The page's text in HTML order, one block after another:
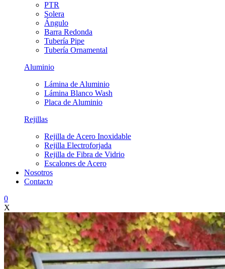
PTR
Solera
Ángulo
Barra Redonda
Tubería Pipe
Tubería Ornamental
Aluminio
Lámina de Aluminio
Lámina Blanco Wash
Placa de Aluminio
Rejillas
Rejilla de Acero Inoxidable
Rejilla Electroforjada
Rejilla de Fibra de Vidrio
Escalones de Acero
Nosotros
Contacto
0
X